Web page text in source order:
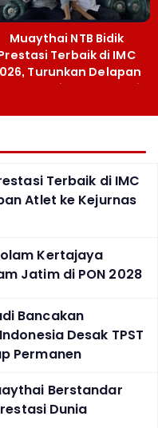
Muaythai NTB Bidik
Terbaik di IMC
Turunkan Delapan
Atlet ke Kejurnas Bekasi
Terbaik di IMC
Atlet ke Kejurnas
Kertajaya
Jatim di PON 2028
Bancakan
Desak TPST
Permanen
Berstandar
Dunia